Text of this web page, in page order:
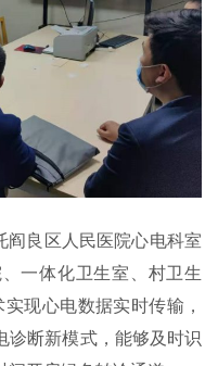
阎良区人民医院心电科室
一体化卫生室、村卫生
现心电数据实时传输，
诊断新模式，能够及时识